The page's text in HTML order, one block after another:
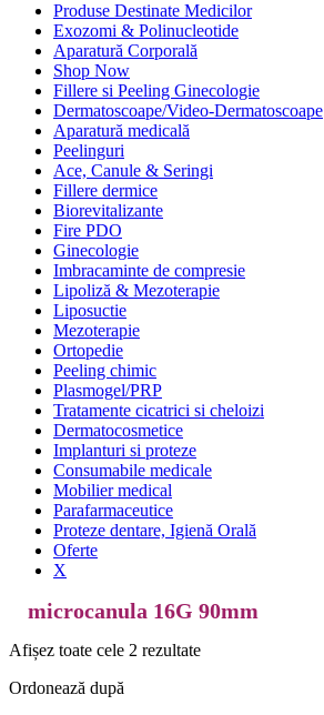
Produse Destinate Medicilor
Exozomi & Polinucleotide
Aparatură Corporală
Shop Now
Fillere si Peeling Ginecologie
Dermatoscoape/Video-Dermatoscoape
Aparatură medicală
Peelinguri
Ace, Canule & Seringi
Fillere dermice
Biorevitalizante
Fire PDO
Ginecologie
Imbracaminte de compresie
Lipoliză & Mezoterapie
Liposuctie
Mezoterapie
Ortopedie
Peeling chimic
Plasmogel/PRP
Tratamente cicatrici si cheloizi
Dermatocosmetice
Implanturi si proteze
Consumabile medicale
Mobilier medical
Parafarmaceutice
Proteze dentare, Igienă Orală
Oferte
X
microcanula 16G 90mm
Afișez toate cele 2 rezultate
Ordonează după